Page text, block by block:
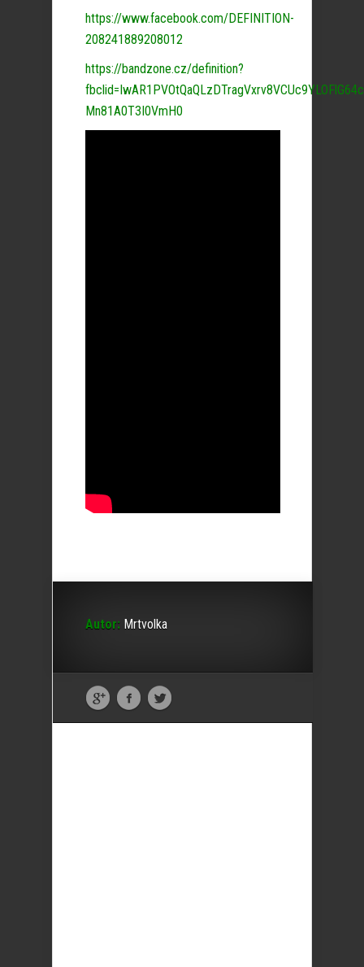
https://www.facebook.com/DEFINITION-
208241889208012
https://bandzone.cz/definition?
Mn81A0T3I0VmH0
Autor: Mrtvolka